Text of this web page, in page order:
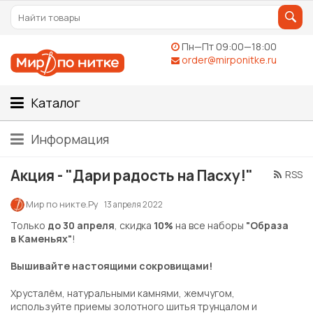
Пн—Пт 09:00—18:00
order@mirponitke.ru
Каталог
Информация
RSS
Акция - "Дари радость на Пасху!"
Мир по никте.Ру 13 апреля 2022
Только до 30 апреля, скидка 10% на все наборы "Образа
в Каменьях"!
Вышивайте настоящими сокровищами!
Хрусталём, натуральными камнями, жемчугом,
используйте приемы золотного шитья трунцалом и